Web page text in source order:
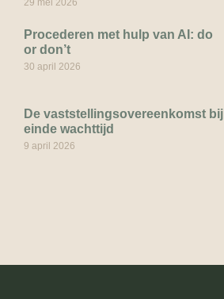
29 mei 2026
Procederen met hulp van AI: do
or don’t
30 april 2026
De vaststellingsovereenkomst bij
einde wachttijd
9 april 2026